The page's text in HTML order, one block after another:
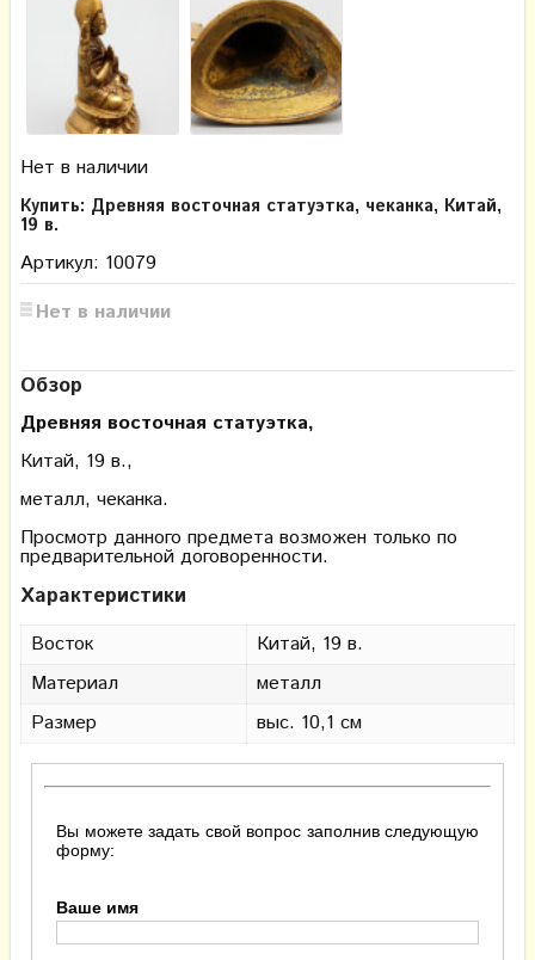
Нет в наличии
Купить: Древняя восточная статуэтка, чеканка, Китай,
19 в.
Артикул: 10079
Нет в наличии
Обзор
Древняя восточная статуэтка,
Китай, 19 в.,
металл, чеканка.
Просмотр данного предмета возможен только по
предварительной договоренности.
Характеристики
Восток
Китай, 19 в.
Материал
металл
Размер
выс. 10,1 см
Вы можете задать свой вопрос заполнив следующую
форму:
Ваше имя